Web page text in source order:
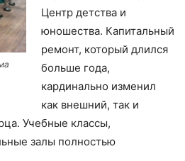
Центр детства и
юношества. Капитальный
ремонт, который длился
больше года,
кардинально изменил
как внешний, так и
Учебные классы,
залы полностью